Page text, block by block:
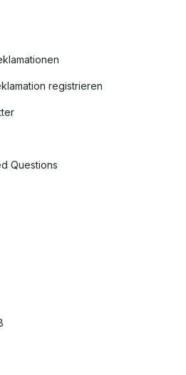
registrieren
Questions